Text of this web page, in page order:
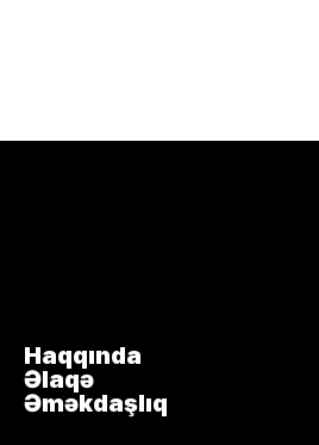
Haqqında
Əlaqə
Əməkdaşlıq